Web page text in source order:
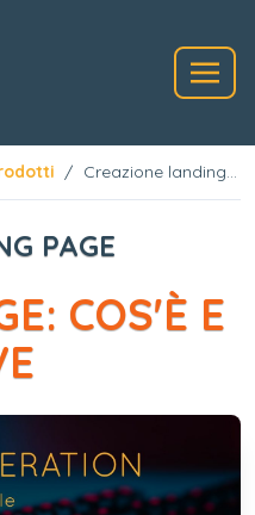
Creazione landing page
PAGE
COS'È E